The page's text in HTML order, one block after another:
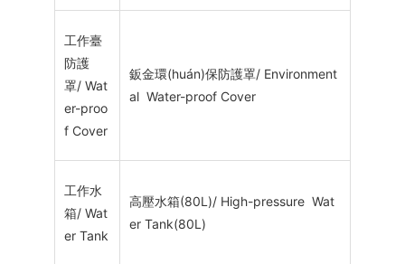
工作臺
防護
罩/ Wat
er-proo
f Cover
鈑金環(huán)保防護罩/ Environment
al Water-proof Cover
工作水
箱/ Wat
er Tank
高壓水箱(80L)/ High-pressure Wat
er Tank(80L)